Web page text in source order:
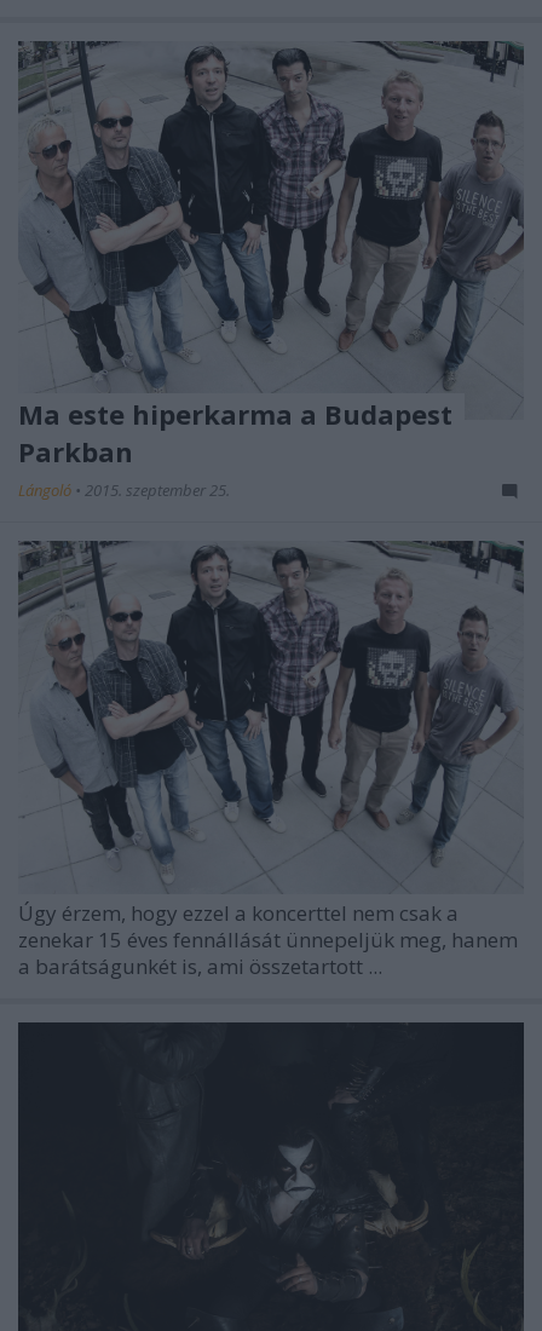
Ma este hiperkarma a Budapest
Parkban
Lángoló • 2015. szeptember 25.
Úgy érzem, hogy ezzel a koncerttel nem csak a
zenekar 15 éves fennállását ünnepeljük meg, hanem
a barátságunkét is, ami összetartott ...